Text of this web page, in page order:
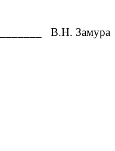
В.Н. Замура